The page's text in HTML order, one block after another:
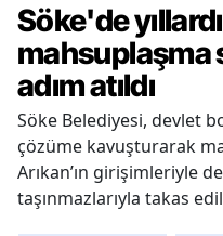
Söke'de
mahsuplaşma
adım atıldı
Söke Belediyesi, devlet
çözüme kavuşturarak
Arıkan’ın girişimleriyle
taşınmazlarıyla takas